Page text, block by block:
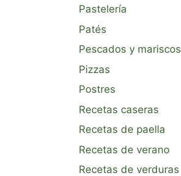
Pastelería
Patés
Pescados y mariscos
Pizzas
Postres
Recetas caseras
Recetas de paella
Recetas de verano
Recetas de verduras